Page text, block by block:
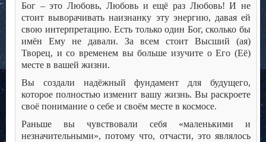
Бог – это Любовь, Любовь и ещё раз Любовь! И не
стоит выворачивать наизнанку эту энергию, давая ей
свою интерпретацию. Есть только один Бог, сколько бы
имён Ему не давали. За всем стоит Высший (ая)
Творец, и со временем вы больше изучите о Его (Её)
месте в вашей жизни.
Вы создали надёжный фундамент для будущего,
которое полностью изменит вашу жизнь. Вы раскроете
своё понимание о себе и своём месте в космосе.
Раньше вы чувствовали себя «маленькими и
незначительными», потому что, отчасти, это являлось